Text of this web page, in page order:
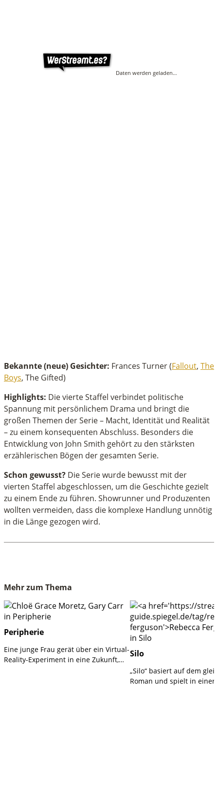
Daten werden geladen…
Bekannte (neue) Gesichter: Frances Turner (Fallout, The
Boys, The Gifted)
Highlights: Die vierte Staffel verbindet politische
Spannung mit persönlichem Drama und bringt die
großen Themen der Serie – Macht, Identität und Realität
– zu einem konsequenten Abschluss. Besonders die
Entwicklung von John Smith gehört zu den stärksten
erzählerischen Bögen der gesamten Serie.
Schon gewusst? Die Serie wurde bewusst mit der
vierten Staffel abgeschlossen, um die Geschichte gezielt
zu einem Ende zu führen. Showrunner und Produzenten
wollten vermeiden, dass die komplexe Handlung unnötig
in die Länge gezogen wird.
Mehr zum Thema
Peripherie
Eine junge Frau gerät über ein Virtual-
Reality-Experiment in eine Zukunft,
Silo
„Silo“ basiert auf dem
Roman und spielt in einer